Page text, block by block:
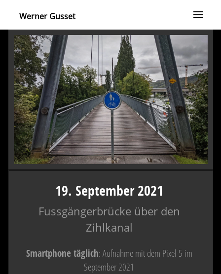
Werner Gusset
19. September 2021
Fussgängerbrücke über den
Zihlkanal
Smartphone täglich: Aufnahme mit dem Pixel 5 im
September 2021